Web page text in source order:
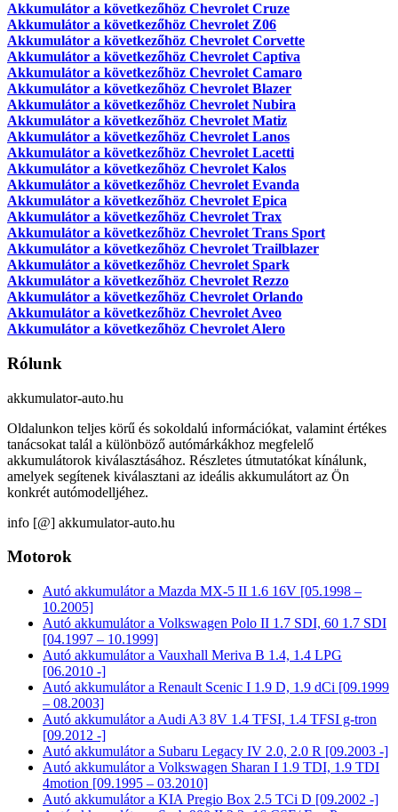
Akkumulátor a következőhöz Chevrolet Cruze
Akkumulátor a következőhöz Chevrolet Z06
Akkumulátor a következőhöz Chevrolet Corvette
Akkumulátor a következőhöz Chevrolet Captiva
Akkumulátor a következőhöz Chevrolet Camaro
Akkumulátor a következőhöz Chevrolet Blazer
Akkumulátor a következőhöz Chevrolet Nubira
Akkumulátor a következőhöz Chevrolet Matiz
Akkumulátor a következőhöz Chevrolet Lanos
Akkumulátor a következőhöz Chevrolet Lacetti
Akkumulátor a következőhöz Chevrolet Kalos
Akkumulátor a következőhöz Chevrolet Evanda
Akkumulátor a következőhöz Chevrolet Epica
Akkumulátor a következőhöz Chevrolet Trax
Akkumulátor a következőhöz Chevrolet Trans Sport
Akkumulátor a következőhöz Chevrolet Trailblazer
Akkumulátor a következőhöz Chevrolet Spark
Akkumulátor a következőhöz Chevrolet Rezzo
Akkumulátor a következőhöz Chevrolet Orlando
Akkumulátor a következőhöz Chevrolet Aveo
Akkumulátor a következőhöz Chevrolet Alero
Rólunk
akkumulator-auto.hu
Oldalunkon teljes körű és sokoldalú információkat, valamint értékes
tanácsokat talál a különböző autómárkákhoz megfelelő
akkumulátorok kiválasztásához. Részletes útmutatókat kínálunk,
amelyek segítenek kiválasztani az ideális akkumulátort az Ön
konkrét autómodelljéhez.
info [@] akkumulator-auto.hu
Motorok
Autó akkumulátor a Mazda MX-5 II 1.6 16V [05.1998 –
10.2005]
Autó akkumulátor a Volkswagen Polo II 1.7 SDI, 60 1.7 SDI
[04.1997 – 10.1999]
Autó akkumulátor a Vauxhall Meriva B 1.4, 1.4 LPG
[06.2010 -]
Autó akkumulátor a Renault Scenic I 1.9 D, 1.9 dCi [09.1999
– 08.2003]
Autó akkumulátor a Audi A3 8V 1.4 TFSI, 1.4 TFSI g-tron
[09.2012 -]
Autó akkumulátor a Subaru Legacy IV 2.0, 2.0 R [09.2003 -]
Autó akkumulátor a Volkswagen Sharan I 1.9 TDI, 1.9 TDI
4motion [09.1995 – 03.2010]
Autó akkumulátor a KIA Pregio Box 2.5 TCi D [09.2002 -]